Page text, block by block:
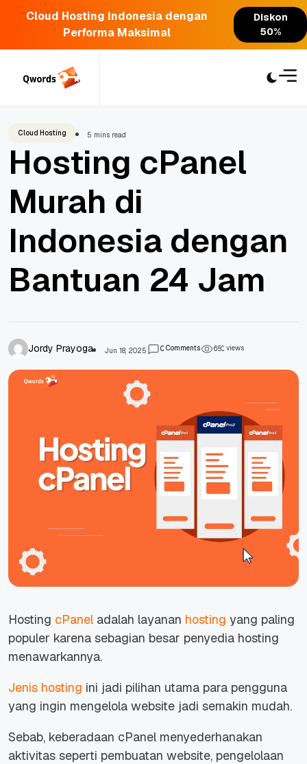
Cloud Hosting Indonesia dengan
Performa Maksimal
Diskon
50%
Cloud Hosting 5 mins read
Hosting cPanel
Murah di
Indonesia dengan
Bantuan 24 Jam
Jordy Prayoga Jun 18, 2025 0Comments 650views
Hosting cPanel adalah layanan hosting yang paling
populer karena sebagian besar penyedia hosting
menawarkannya.
Jenis hosting ini jadi pilihan utama para pengguna
yang ingin mengelola website jadi semakin mudah.
Sebab, keberadaan cPanel menyederhanakan
aktivitas seperti pembuatan website, pengelolaan